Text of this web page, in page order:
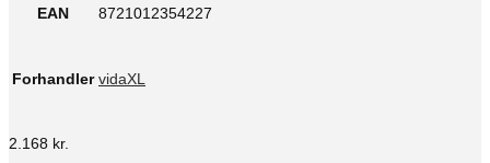
EAN 8721012354227
Forhandler vidaXL
2.168 kr.